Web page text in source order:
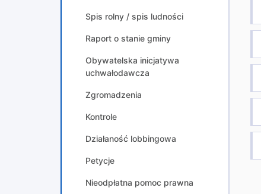
Spis rolny / spis ludności
Raport o stanie gminy
Obywatelska inicjatywa
uchwałodawcza
Zgromadzenia
Kontrole
Działaność lobbingowa
Petycje
Nieodpłatna pomoc prawna